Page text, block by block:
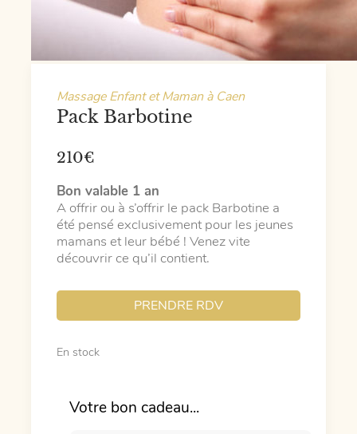
Massage Enfant et Maman à Caen
Pack Barbotine
210€
Bon valable 1 an
A offrir ou à s’offrir le pack Barbotine a
été pensé exclusivement pour les jeunes
mamans et leur bébé ! Venez vite
découvrir ce qu’il contient.
PRENDRE RDV
En stock